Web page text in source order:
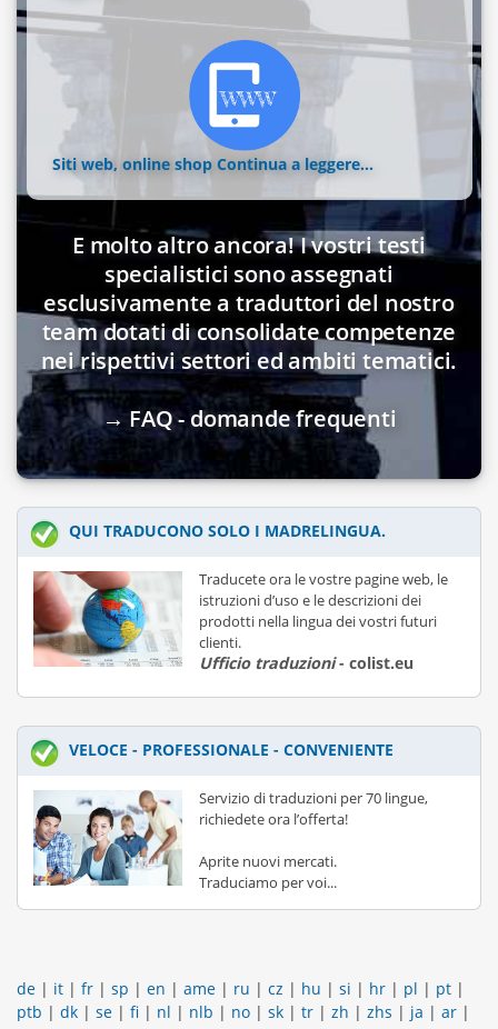
Siti web, online shop Continua a leggere...
E molto altro ancora! I vostri testi
specialistici sono assegnati
esclusivamente a traduttori del nostro
team dotati di consolidate competenze
nei rispettivi settori ed ambiti tematici.
→ FAQ - domande frequenti
QUI TRADUCONO SOLO I MADRELINGUA.
Traducete ora le vostre pagine web, le
istruzioni d’uso e le descrizioni dei
prodotti nella lingua dei vostri futuri
clienti.
Ufficio traduzioni- colist.eu
VELOCE - PROFESSIONALE - CONVENIENTE
Servizio di traduzioni per 70 lingue,
richiedete ora l’offerta!
Aprite nuovi mercati.
Traduciamo per voi...
de | it | fr | sp | en | ame | ru | cz | hu | si | hr | pl | pt |
ptb | dk | se | fi | nl | nlb | no | sk | tr | zh | zhs | ja | ar |